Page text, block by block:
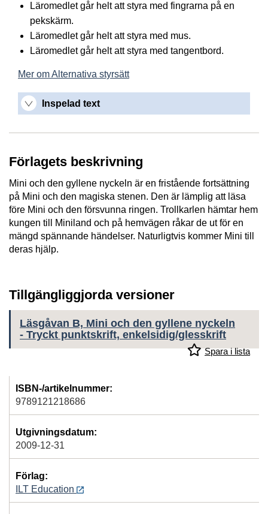
Läromedlet går helt att styra med fingrarna på en
pekskärm.
Läromedlet går helt att styra med mus.
Läromedlet går helt att styra med tangentbord.
Mer om Alternativa styrsätt
Inspelad text
Förlagets beskrivning
Mini och den gyllene nyckeln är en fristående fortsättning
på Mini och den magiska stenen. Den är lämplig att läsa
före Mini och den försvunna ringen. Trollkarlen hämtar hem
kungen till Miniland och på hemvägen råkar de ut för en
mängd spännande händelser. Naturligtvis kommer Mini till
deras hjälp.
Tillgängliggjorda versioner
Läsgåvan B, Mini och den gyllene nyckeln
- Tryckt punktskrift, enkelsidig/glesskrift
Spara i lista
ISBN-/artikelnummer:
9789121218686
Utgivningsdatum:
2009-12-31
Förlag:
ILT Education